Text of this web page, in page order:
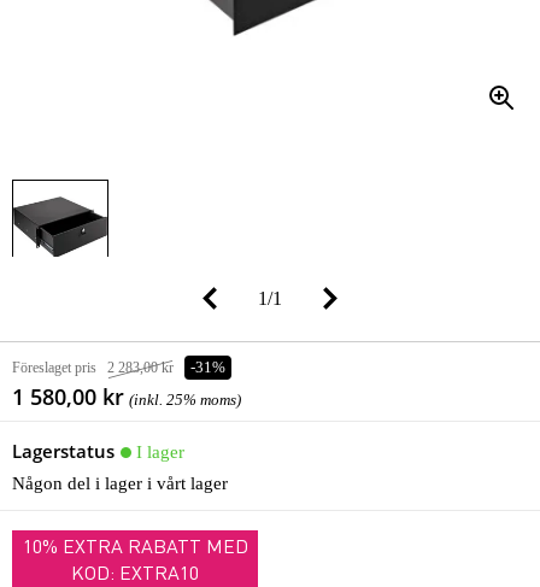
1/1
Föreslaget pris 2 283,00 kr -31%
1 580,00 kr (inkl. 25% moms)
Lagerstatus
I lager
Någon del i lager i vårt lager
10% EXTRA RABATT MED
KOD: EXTRA10